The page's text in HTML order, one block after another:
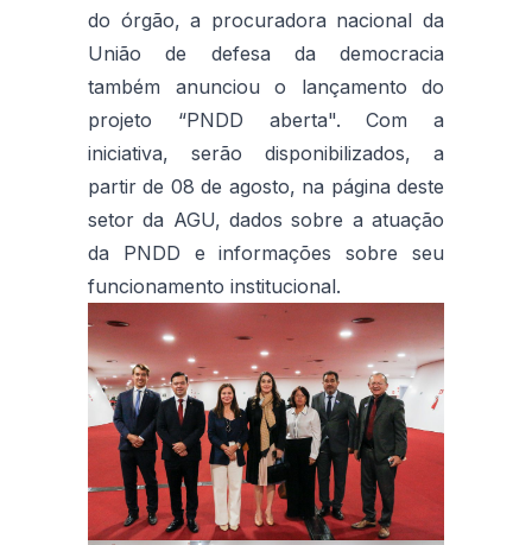
do órgão, a procuradora nacional da
União de defesa da democracia
também anunciou o lançamento do
projeto “PNDD aberta". Com a
iniciativa, serão disponibilizados, a
partir de 08 de agosto, na página deste
setor da AGU, dados sobre a atuação
da PNDD e informações sobre seu
funcionamento institucional.